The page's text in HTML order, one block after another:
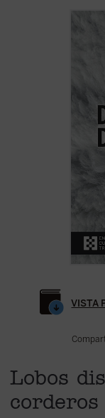
VISTA
Lobos
corderos